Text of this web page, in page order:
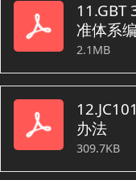
11.GBT
准体系
2.1MB
办法
309.7KB